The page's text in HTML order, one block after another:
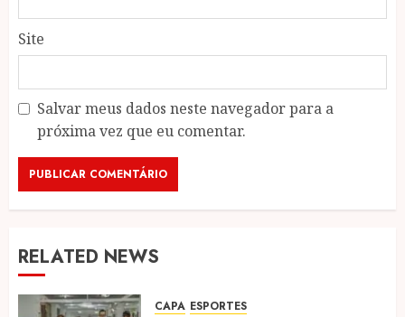
Site
Salvar meus dados neste navegador para a
próxima vez que eu comentar.
RELATED NEWS
CAPA ESPORTES